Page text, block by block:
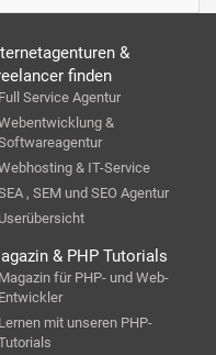
&
finden
Full Service Agentur
&
& IT-Service
, SEM und SEO Agentur
Userübersicht
& PHP Tutorials
Magazin für PHP- und Web-
Entwickler
Lernen mit unseren PHP-